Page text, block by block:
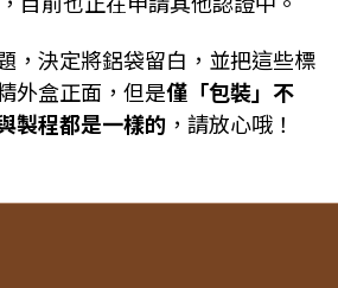
，決定將鋁袋留白 ， 並把這些標
外盒正面 ， 但是僅「包裝」不
製程都是一樣的 ，請放心哦！